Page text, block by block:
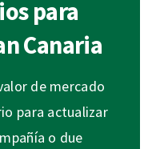
para
Canaria
de mercado
para actualizar
o due